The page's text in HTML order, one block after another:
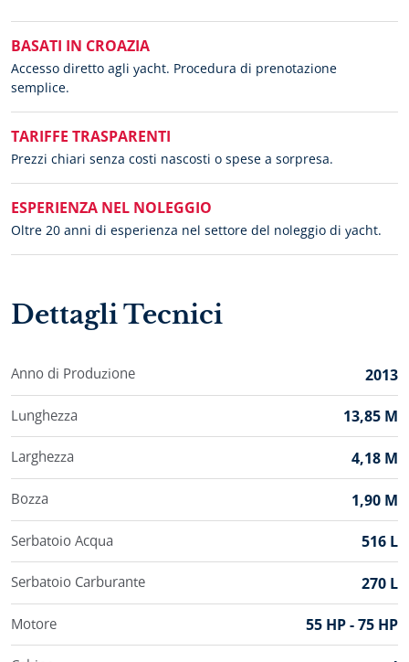
BASATI IN CROAZIA
Accesso diretto agli yacht. Procedura di prenotazione
semplice.
TARIFFE TRASPARENTI
Prezzi chiari senza costi nascosti o spese a sorpresa.
ESPERIENZA NEL NOLEGGIO
Oltre 20 anni di esperienza nel settore del noleggio di yacht.
Dettagli Tecnici
Anno di Produzione 2013
Lunghezza 13,85 M
Larghezza 4,18 M
Bozza 1,90 M
Serbatoio Acqua 516 L
Serbatoio Carburante 270 L
Motore 55 HP - 75 HP